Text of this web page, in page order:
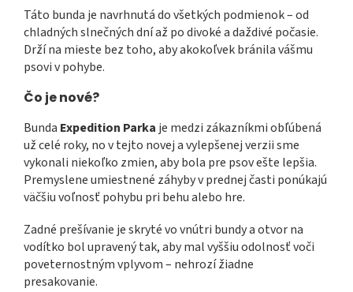
Táto bunda je navrhnutá do všetkých podmienok – od
chladných slnečných dní až po divoké a daždivé počasie.
Drží na mieste bez toho, aby akokoľvek bránila vášmu
psovi v pohybe.
Čo je nové?
Bunda Expedition Parka je medzi zákazníkmi obľúbená
už celé roky, no v tejto novej a vylepšenej verzii sme
vykonali niekoľko zmien, aby bola pre psov ešte lepšia.
Premyslene umiestnené záhyby v prednej časti ponúkajú
väčšiu voľnosť pohybu pri behu alebo hre.
Zadné prešívanie je skryté vo vnútri bundy a otvor na
vodítko bol upravený tak, aby mal vyššiu odolnosť voči
poveternostným vplyvom – nehrozí žiadne
presakovanie.